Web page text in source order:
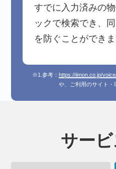
すでに入力済みの
ックで検索でき、
を防ぐことができま
※1.参考： https://iimon.co.jp/
や、ご利用のサイト・
サー